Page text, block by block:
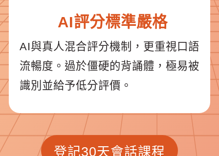
AI評分標準嚴格
AI與真人混合評分機制，更重視口語
流暢度。過於僵硬的背誦體，極易被
識別並給予低分評價。
登記30天會話課程